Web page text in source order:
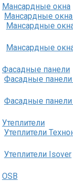
Мансардные окна
Мансардные
Мансардные
Мансардные
Фасадные панели
Фасадные
Фасадные панели
Утеплители
Утеплители
Утеплители Isover
OSB